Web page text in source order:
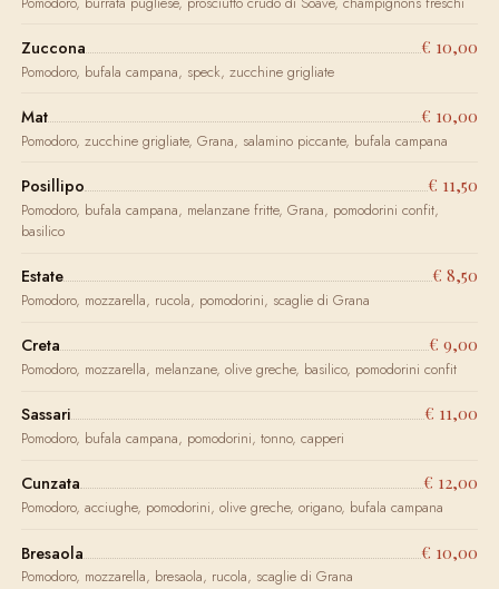
Zuccona € 10,00
Pomodoro, bufala campana, speck, zucchine grigliate
Mat € 10,00
Pomodoro, zucchine grigliate, Grana, salamino piccante, bufala campana
Posillipo € 11,50
Pomodoro, bufala campana, melanzane fritte, Grana, pomodorini confit,
basilico
Estate € 8,50
Pomodoro, mozzarella, rucola, pomodorini, scaglie di Grana
Creta € 9,00
Pomodoro, mozzarella, melanzane, olive greche, basilico, pomodorini confit
Sassari € 11,00
Pomodoro, bufala campana, pomodorini, tonno, capperi
Cunzata € 12,00
Pomodoro, acciughe, pomodorini, olive greche, origano, bufala campana
Bresaola € 10,00
Pomodoro, mozzarella, bresaola, rucola, scaglie di Grana